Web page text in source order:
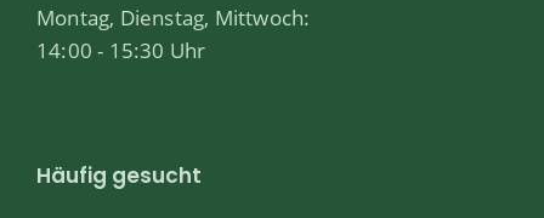
Montag, Dienstag, Mittwoch:
14:00 - 15:30 Uhr
Häufig gesucht